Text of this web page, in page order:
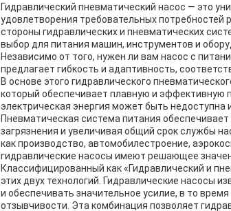
Гидравлический пневматический насос — это
удовлетворения требовательных
стороны гидравлических и пневматических
выбор для питания машин, инструментов и
Независимо от того, нужен ли вам насос с
предлагает гибкость и адаптивность,
В основе этого гидравлического
который обеспечивает плавную и эффективную
электрическая энергия может быть
Пневматическая система питания
загрязнения и увеличивая общий срок службы
как производство, автомобилестроение,
гидравлические насосы имеют решающее
Классифицированный как «Гидравлический и
этих двух технологий. Гидравлические насосы
и обеспечивать значительное усилие, в то
отзывчивости. Эта комбинация позволяет